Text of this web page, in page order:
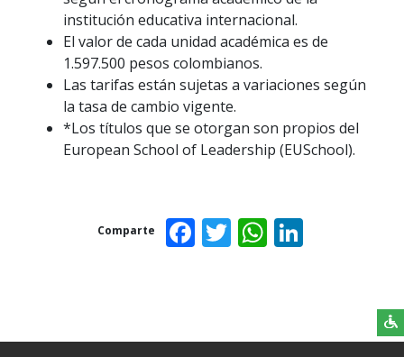
institución educativa internacional.
El valor de cada unidad académica es de
1.597.500 pesos colombianos.
Las tarifas están sujetas a variaciones según
la tasa de cambio vigente.
*Los títulos que se otorgan son propios del
European School of Leadership (EUSchool).
Comparte Facebook
Twitter